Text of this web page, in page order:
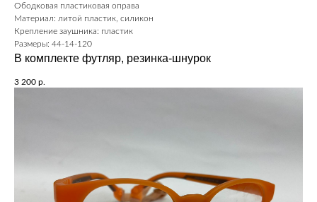
Ободковая пластиковая оправа
Материал: литой пластик, силикон
Крепление заушника: пластик
Размеры: 44-14-120
В комплекте футляр, резинка-шнурок
3 200 р.